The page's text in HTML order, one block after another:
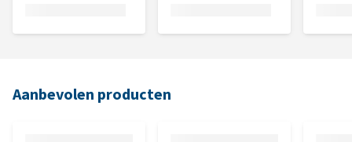
Aanbevolen producten